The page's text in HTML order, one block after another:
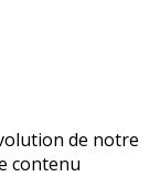
de notre
contenu